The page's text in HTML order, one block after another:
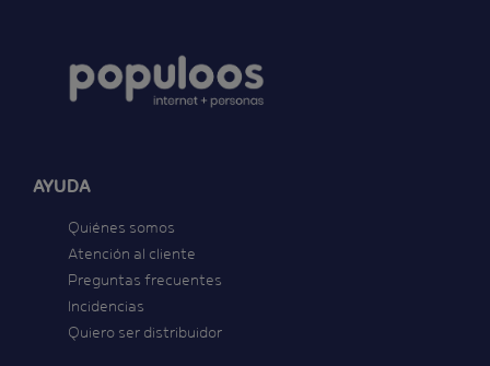
AYUDA
Quiénes somos
Atención al cliente
Preguntas frecuentes
Incidencias
Quiero ser distribuidor